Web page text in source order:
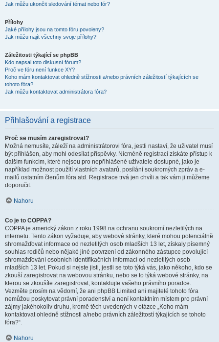
Jak můžu ukončit sledování témat nebo fór?
Přílohy
Jaké přílohy jsou na tomto fóru povoleny?
Jak můžu najít všechny svoje přílohy?
Záležitosti týkající se phpBB
Kdo napsal toto diskusní fórum?
Proč ve fóru není funkce XY?
Koho mám kontaktovat ohledně stížnosti a/nebo právních záležitostí týkajících se
tohoto fóra?
Jak můžu kontaktovat administrátora fóra?
Přihlašování a registrace
Proč se musím zaregistrovat?
Možná nemusíte, záleží na administrátorovi fóra, jestli nastaví, že uživatel musí
být přihlášen, aby mohl odesílat příspěvky. Nicméně registrací získáte přístup k
dalším funkcím, které nejsou pro nepřihlášené uživatele dostupné, jako je
například možnost použití vlastních avatarů, posílání soukromých zpráv a e-
mailů ostatním členům fóra atd. Registrace trvá jen chvíli a tak vám ji můžeme
doporučit.
Nahoru
Co je to COPPA?
COPPA je americký zákon z roku 1998 na ochranu soukromí nezletilých na
internetu. Tento zákon vyžaduje, aby webové stránky, které mohou potenciálně
shromažďovat informace od nezletilých osob mladších 13 let, získaly písemný
souhlas rodičů nebo nějaké jiné potvrzení od zákonného zástupce povolující
shromažďování osobních identifikačních informací od nezletilých osob
mladších 13 let. Pokud si nejste jisti, jestli se toto týká vás, jako někoho, kdo se
zkouší zaregistrovat na webovou stránku, nebo se to týká webové stránky, na
kterou se zkoušíte zaregistrovat, kontaktujte vašeho právního poradce.
Vezměte prosím na vědomí, že ani phpBB Limited ani majitelé tohoto fóra
nemůžou poskytovat právní poradenství a není kontaktním místem pro právní
zájmy jakéhokoliv druhu, kromě těch uvedených v otázce „Koho mám
kontaktovat ohledně stížnosti a/nebo právních záležitostí týkajících se tohoto
fóra?“.
Nahoru